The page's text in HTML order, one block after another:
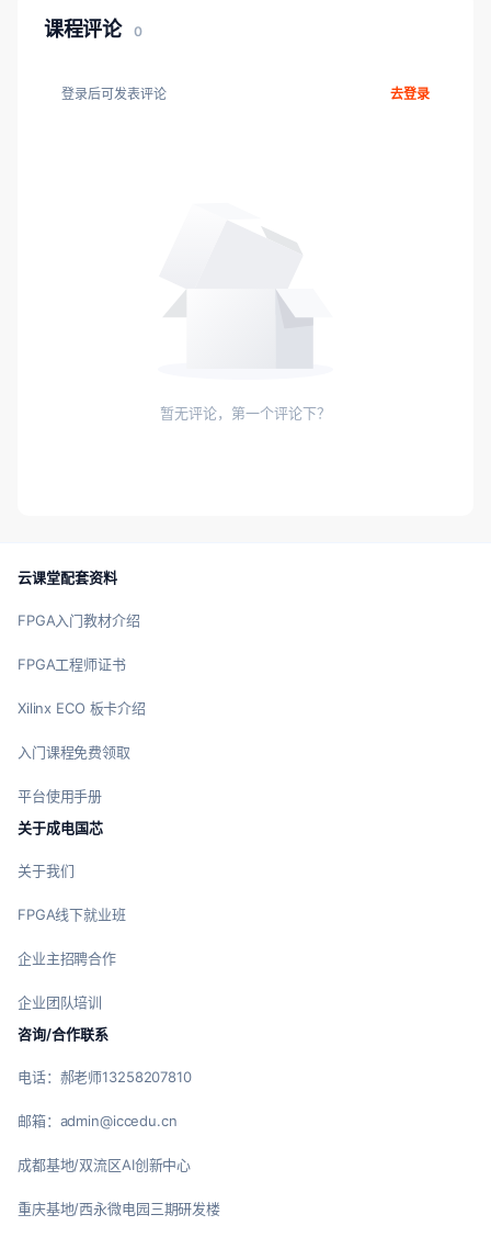
课程评论 0
登录后可发表评论 去登录
暂无评论，第一个评论下？
云课堂配套资料
FPGA入门教材介绍
FPGA工程师证书
Xilinx ECO 板卡介绍
入门课程免费领取
平台使用手册
关于成电国芯
关于我们
FPGA线下就业班
企业主招聘合作
企业团队培训
咨询/合作联系
电话：郝老师13258207810
邮箱：admin@iccedu.cn
成都基地/双流区AI创新中心
重庆基地/西永微电园三期研发楼